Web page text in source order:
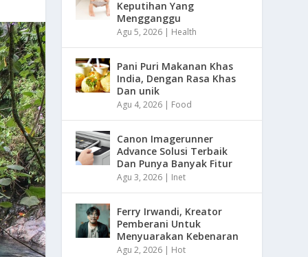
Keputihan Yang
Mengganggu
Agu 5, 2026 | Health
Pani Puri Makanan Khas
India, Dengan Rasa Khas
Dan unik
Agu 4, 2026 | Food
Canon Imagerunner
Advance Solusi Terbaik
Dan Punya Banyak Fitur
Agu 3, 2026 | Inet
Ferry Irwandi, Kreator
Pemberani Untuk
Menyuarakan Kebenaran
Agu 2, 2026 | Hot